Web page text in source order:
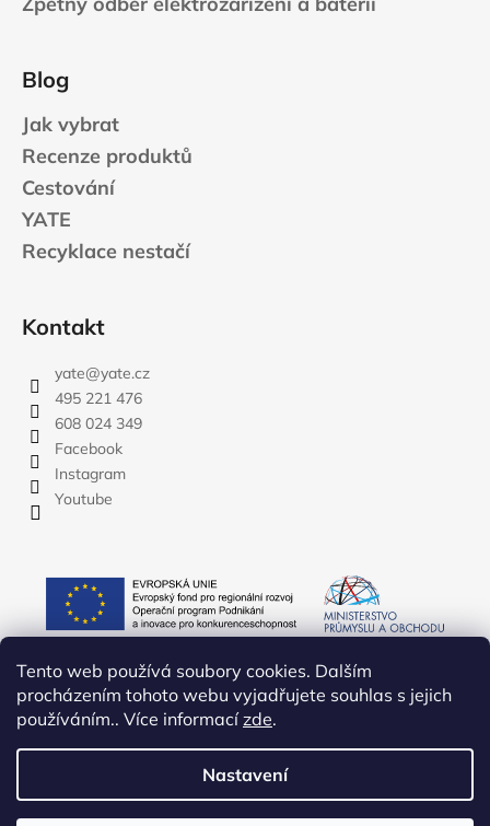
Tento web používá soubory cookies. Dalším
procházením tohoto webu vyjadřujete souhlas s jejich
používáním.. Více informacízde.
Nastavení
Blog
Jak vybrat
Recenze produktů
Cestování
YATE
Recyklace nestačí
Kontakt
yate@yate.cz
495 221 476
608 024 349
Facebook
Instagram
Youtube